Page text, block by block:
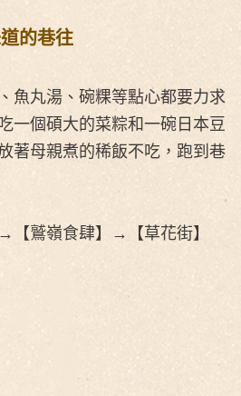
的巷往
魚丸湯、碗粿等點心都要力求
一個碩大的菜粽和一碗日本豆
著母親煮的稀飯不吃，跑到巷
【鷲嶺食肆】→【草花街】